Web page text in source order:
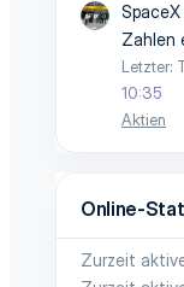
Zahlen
Letzter:
10:35
Aktien
Online-
Zurzeit